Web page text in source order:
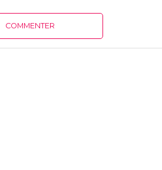
COMMENTER